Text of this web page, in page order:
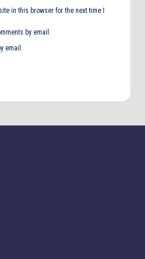
in this browser for the next time I
by email.
email.